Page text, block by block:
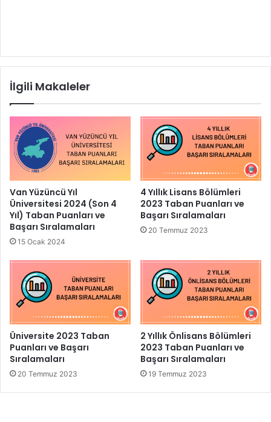
İlgili Makaleler
Van Yüzüncü Yıl
Üniversitesi 2024 (Son 4
Yıl) Taban Puanları ve
Başarı Sıralamaları
15 Ocak 2024
4 Yıllık Lisans Bölümleri
2023 Taban Puanları ve
Başarı Sıralamaları
20 Temmuz 2023
Üniversite 2023 Taban
Puanları ve Başarı
Sıralamaları
20 Temmuz 2023
2 Yıllık Önlisans Bölümleri
2023 Taban Puanları ve
Başarı Sıralamaları
19 Temmuz 2023